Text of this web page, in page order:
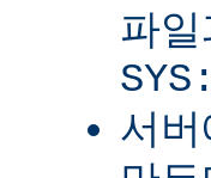
파
서버